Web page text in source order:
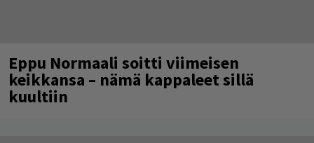
Eppu Normaali soitti viimeisen
keikkansa – nämä kappaleet sillä
kuultiin